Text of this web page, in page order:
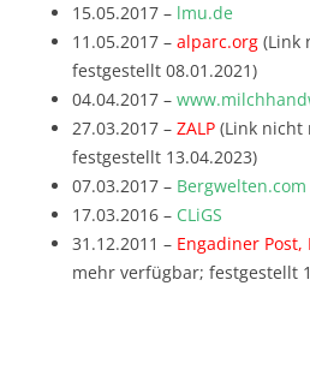
15.05.2017 – lmu.de
11.05.2017 – alparc.org (Link
festgestellt 08.01.2021)
04.04.2017 –
27.03.2017 – ZALP (Link nicht
festgestellt 13.04.2023)
07.03.2017 – Bergwelten.com
17.03.2016 – CLiGS
31.12.2011 – Engadiner Post,
mehr verfügbar; festgestellt